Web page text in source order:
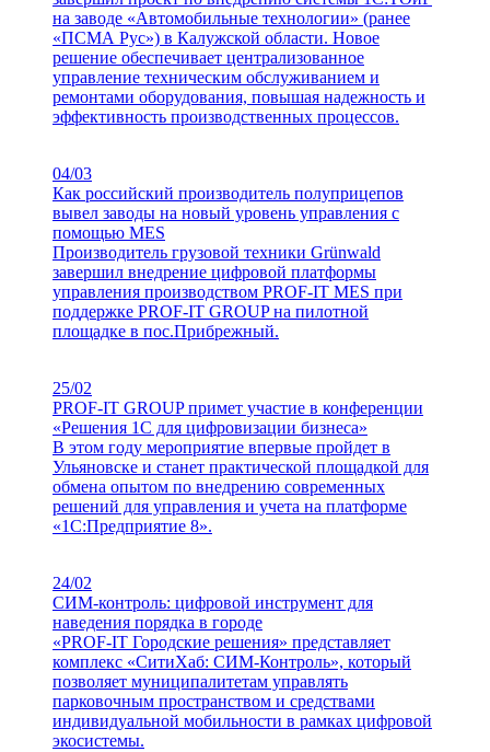
на заводе «Автомобильные технологии» (ранее
«ПСМА Рус») в Калужской области. Новое
решение обеспечивает централизованное
управление техническим обслуживанием и
ремонтами оборудования, повышая надежность и
эффективность производственных процессов.
04/03
Как российский производитель полуприцепов
вывел заводы на новый уровень управления с
помощью MES
Производитель грузовой техники Grünwald
завершил внедрение цифровой платформы
управления производством PROF-IT MES при
поддержке PROF-IT GROUP на пилотной
площадке в пос.Прибрежный.
25/02
PROF-IT GROUP примет участие в конференции
«Решения 1С для цифровизации бизнеса»
В этом году мероприятие впервые пройдет в
Ульяновске и станет практической площадкой для
обмена опытом по внедрению современных
решений для управления и учета на платформе
«1С:Предприятие 8».
24/02
СИМ-контроль: цифровой инструмент для
наведения порядка в городе
«PROF-IT Городские решения» представляет
комплекс «СитиХаб: СИМ-Контроль», который
позволяет муниципалитетам управлять
парковочным пространством и средствами
индивидуальной мобильности в рамках цифровой
экосистемы.